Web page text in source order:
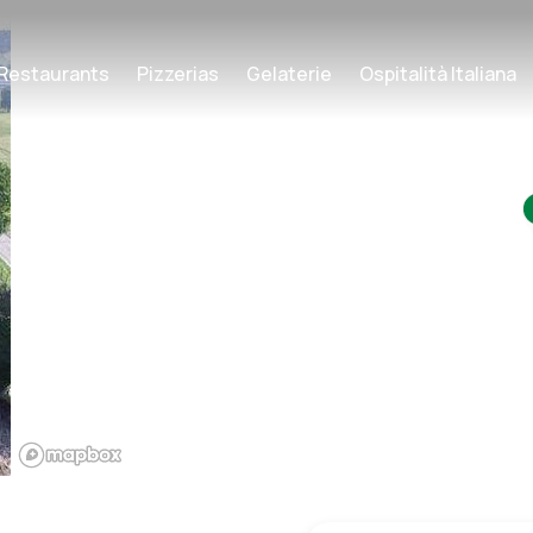
Pizzerias Gelaterie Ospitalità Italiana